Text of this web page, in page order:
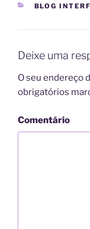
CATEGORIAS
BLOG
Deixe uma
O seu endereço
obrigatórios
Comentário